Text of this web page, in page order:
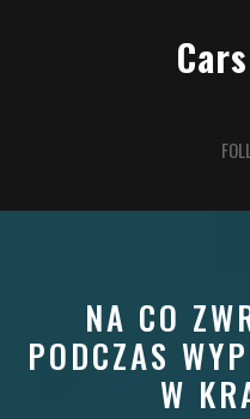
Button
NA CO
PODCZAS
W